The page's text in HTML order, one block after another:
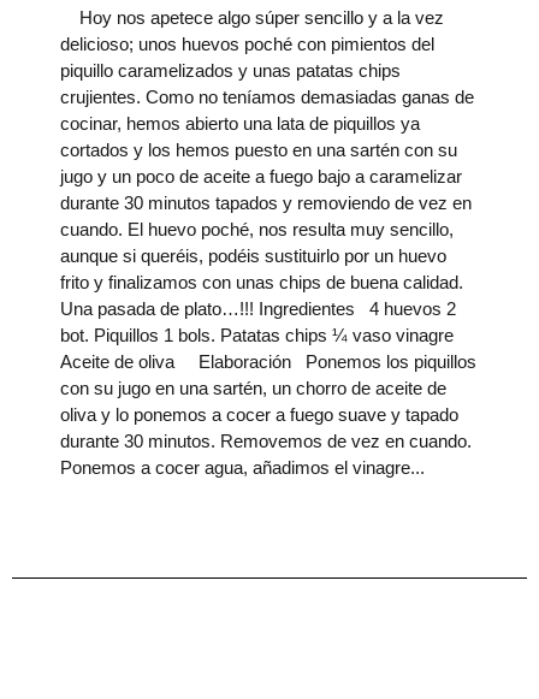
Hoy nos apetece algo súper sencillo y a la vez
delicioso; unos huevos poché con pimientos del
piquillo caramelizados y unas patatas chips
crujientes. Como no teníamos demasiadas ganas de
cocinar, hemos abierto una lata de piquillos ya
cortados y los hemos puesto en una sartén con su
jugo y un poco de aceite a fuego bajo a caramelizar
durante 30 minutos tapados y removiendo de vez en
cuando. El huevo poché, nos resulta muy sencillo,
aunque si queréis, podéis sustituirlo por un huevo
frito y finalizamos con unas chips de buena calidad.
Una pasada de plato…!!! Ingredientes 4 huevos 2
bot. Piquillos 1 bols. Patatas chips ¼ vaso vinagre
Aceite de oliva Elaboración Ponemos los piquillos
con su jugo en una sartén, un chorro de aceite de
oliva y lo ponemos a cocer a fuego suave y tapado
durante 30 minutos. Removemos de vez en cuando.
Ponemos a cocer agua, añadimos el vinagre